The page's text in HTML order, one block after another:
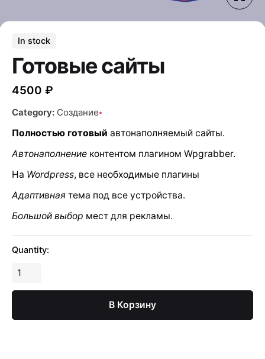
In stock
Готовые сайты
4500 ₽
Category: Создание
Полностью готовый автонаполняемый сайты.
Автонаполнение контентом плагином Wpgrabber.
На Wordpress, все необходимые плагины
Адаптивная тема под все устройства.
Большой выбор мест для рекламы.
Quantity:
Количество
В Корзину